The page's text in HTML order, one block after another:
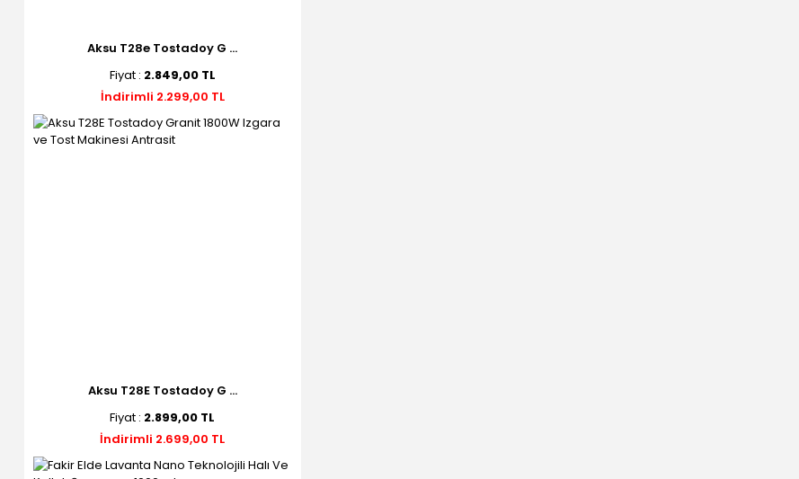
Aksu T28e Tostadoy G ...
Fiyat : 2.849,00 TL
İndirimli 2.299,00 TL
Aksu T28E Tostadoy G ...
Fiyat : 2.899,00 TL
İndirimli 2.699,00 TL